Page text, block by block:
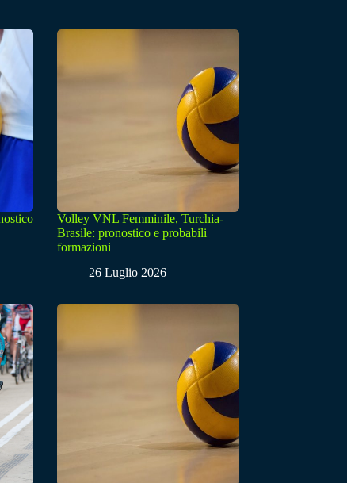
Volley VNL Femminile, Turchia-
Brasile: pronostico e probabili
formazioni
26 Luglio 2026